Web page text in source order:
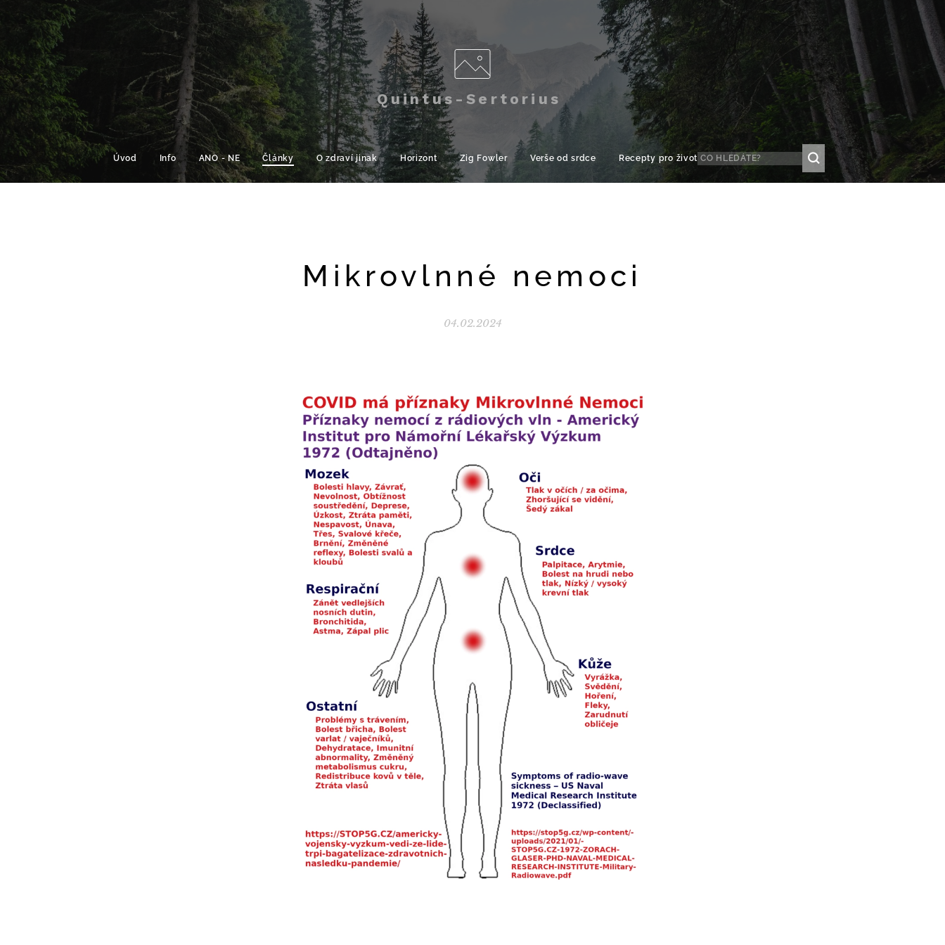
Quintus-Sertorius
Úvod Info ANO - NE Články O zdraví jinak Horizont Zig Fowler Verše od srdce Recepty pro život
Mikrovlnné nemoci
04.02.2024